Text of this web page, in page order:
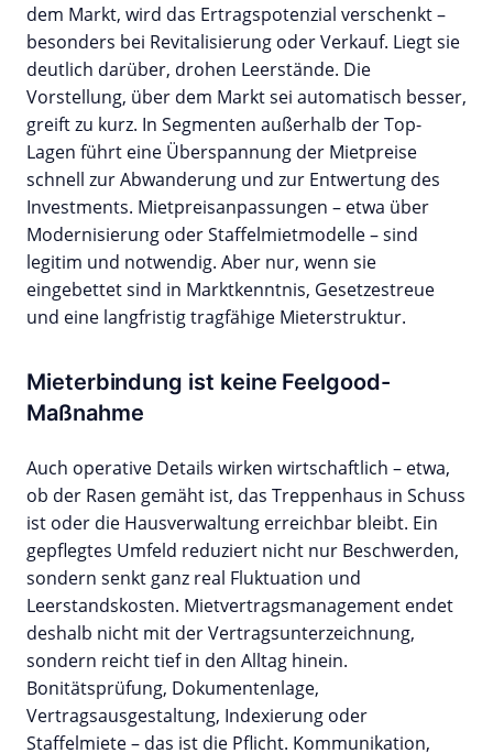
dem Markt, wird das Ertragspotenzial verschenkt –
besonders bei Revitalisierung oder Verkauf. Liegt sie
deutlich darüber, drohen Leerstände. Die
Vorstellung, über dem Markt sei automatisch besser,
greift zu kurz. In Segmenten außerhalb der Top-
Lagen führt eine Überspannung der Mietpreise
schnell zur Abwanderung und zur Entwertung des
Investments. Mietpreisanpassungen – etwa über
Modernisierung oder Staffelmietmodelle – sind
legitim und notwendig. Aber nur, wenn sie
eingebettet sind in Marktkenntnis, Gesetzestreue
und eine langfristig tragfähige Mieterstruktur.
Mieterbindung ist keine Feelgood-
Maßnahme
Auch operative Details wirken wirtschaftlich – etwa,
ob der Rasen gemäht ist, das Treppenhaus in Schuss
ist oder die Hausverwaltung erreichbar bleibt. Ein
gepflegtes Umfeld reduziert nicht nur Beschwerden,
sondern senkt ganz real Fluktuation und
Leerstandskosten. Mietvertragsmanagement endet
deshalb nicht mit der Vertragsunterzeichnung,
sondern reicht tief in den Alltag hinein.
Bonitätsprüfung, Dokumentenlage,
Vertragsausgestaltung, Indexierung oder
Staffelmiete – das ist die Pflicht. Kommunikation,